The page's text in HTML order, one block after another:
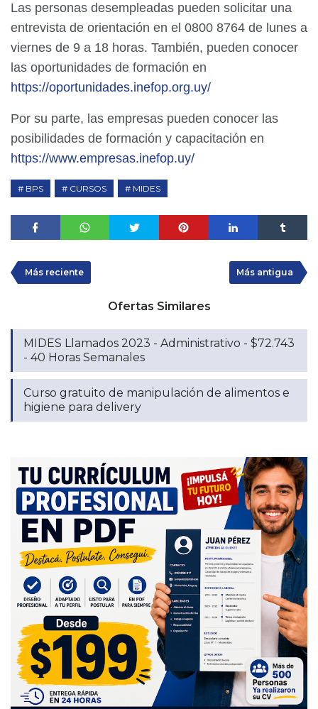
Las personas desempleadas pueden solicitar una
entrevista de orientación en el 0800 8764 de lunes a
viernes de 9 a 18 horas. También, pueden conocer
las oportunidades de formación en
https://oportunidades.inefop.org.uy/
Por su parte, las empresas pueden conocer las
posibilidades de formación y capacitación en
https://www.empresas.inefop.uy/
BPS CURSOS MIDES
Más reciente Más antigua
Ofertas Similares
MIDES Llamados 2023 - Administrativo - $72.743
- 40 Horas Semanales
Curso gratuito de manipulación de alimentos e
higiene para delivery